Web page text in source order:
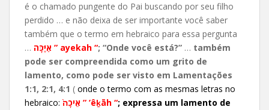
é o chamado pungente do Pai buscando por seu filho
perdido … e não deixa de ser importante você saber
também que o termo em hebraico para essa pergunta
…
אַיֶּכָּה ” ayekah “; “Onde você está?” … também
pode ser compreendida como um grito de
lamento, como pode ser visto em Lamentações
1:1, 2:1, 4:1 ( onde o termo com as mesmas letras no
hebraico:
אֵיכָה֙ ” ’êḵāh “; expressa um lamento de